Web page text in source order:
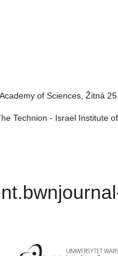
of Sciences, Žitná
Technion - Israel Institute